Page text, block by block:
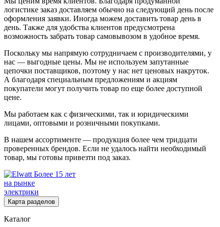
логистике заказ доставляем обычно на следующий день после
оформления заявки. Иногда можем доставить товар день в
день. Также для удобства клиентов предусмотрена
возможность забрать товар самовывозом в удобное время.
Поскольку мы напрямую сотрудничаем с производителями, у
нас — выгодные цены. Мы не используем запутанные
цепочки поставщиков, поэтому у нас нет ценовых накруток.
А благодаря специальным предложениям и акциям
покупатели могут получить товар по еще более доступной
цене.
Мы работаем как с физическими, так и юридическими
лицами, оптовыми и розничными покупками.
В нашем ассортименте — продукция более чем тридцати
проверенных брендов. Если не удалось найти необходимый
товар, мы готовы привезти под заказ.
Более 15 лет
на рынке
электрики
Карта разделов
Каталог